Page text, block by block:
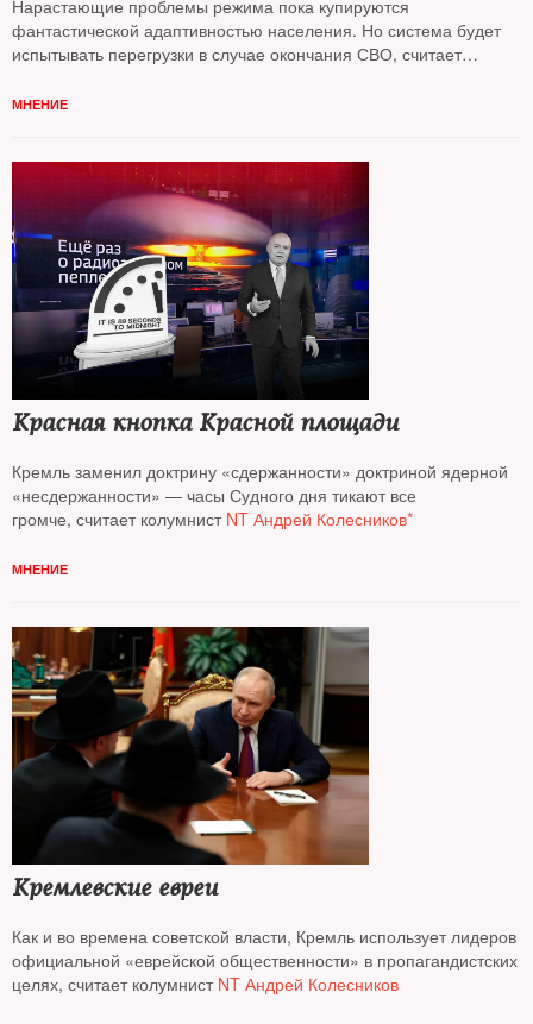
Нарастающие проблемы режима пока купируются
фантастической адаптивностью населения. Но система будет
испытывать перегрузки в случае окончания СВО, считает
МНЕНИЕ
Красная кнопка Красной площади
Кремль заменил доктрину «сдержанности» доктриной ядерной
«несдержанности» — часы Судного дня тикают все
громче, считает колумнист NT Андрей Колесников*
МНЕНИЕ
Кремлевские евреи
Как и во времена советской власти, Кремль использует лидеров
официальной «еврейской общественности» в пропагандистских
целях, считает колумнист NT Андрей Колесников